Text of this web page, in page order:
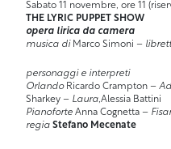
Sabato 11 novembre, ore 11
THE LYRIC PUPPET SHOW
opera lirica da camera
musica di Marco Simoni –
personaggi e interpreti
OrlandoRicardo Crampton –
Sharkey – Laura,Alessia Battini
Pianoforte Anna Cognetta –
regia Stefano Mecenate